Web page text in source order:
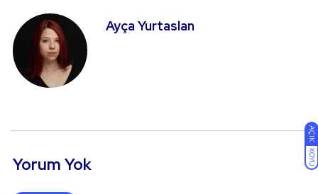
AÇIK
KOYU
Ayça Yurtaslan
Yorum Yok